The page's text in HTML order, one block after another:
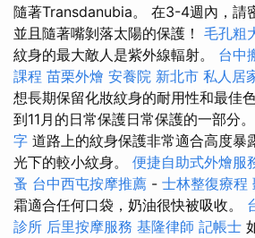
隨著Transdanubia。 在3-4週內，請
並且隨著嘴剝落太陽的保護！ 毛孔粗
紋身的最大敵人是紫外線輻射。 台中
課程 苗栗外燴 安養院 新北市 私人居
想長期保留化妝紋身的耐用性和最佳
到11月的日常保護日常保護的一部分。
字 道路上的紋身保護非常適合高度暴
光下的較小紋身。 便捷自助式外燴服
蚤 台中西屯按摩推薦 - 士林整復療程
霜適合任何口袋，奶油很快被吸收。
診所 后里按摩服務 基隆律師 記帳士